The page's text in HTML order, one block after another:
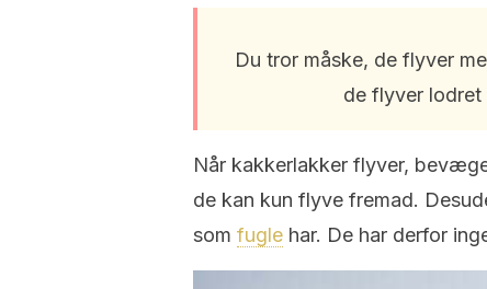
Du tror måske, de flyver
de flyver lodret
Når kakkerlakker flyver,
de kan kun flyve fremad.
som fugle har. De har derfor